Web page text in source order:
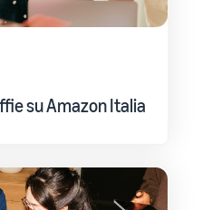
su Amazon Italia